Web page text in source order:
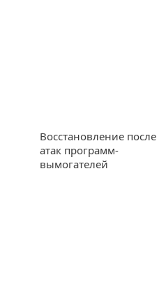
Восстановление после
атак программ-
вымогателей